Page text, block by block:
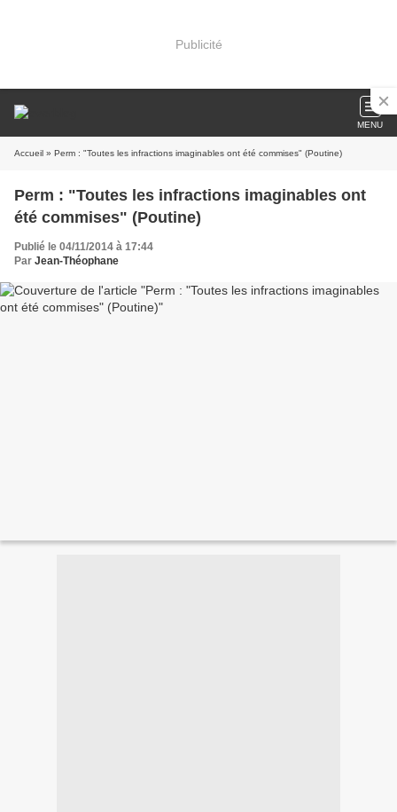
Publicité
MENU
Accueil » Perm : "Toutes les infractions imaginables ont été commises" (Poutine)
Perm : "Toutes les infractions imaginables ont
été commises" (Poutine)
Publié le 04/11/2014 à 17:44
Par Jean-Théophane